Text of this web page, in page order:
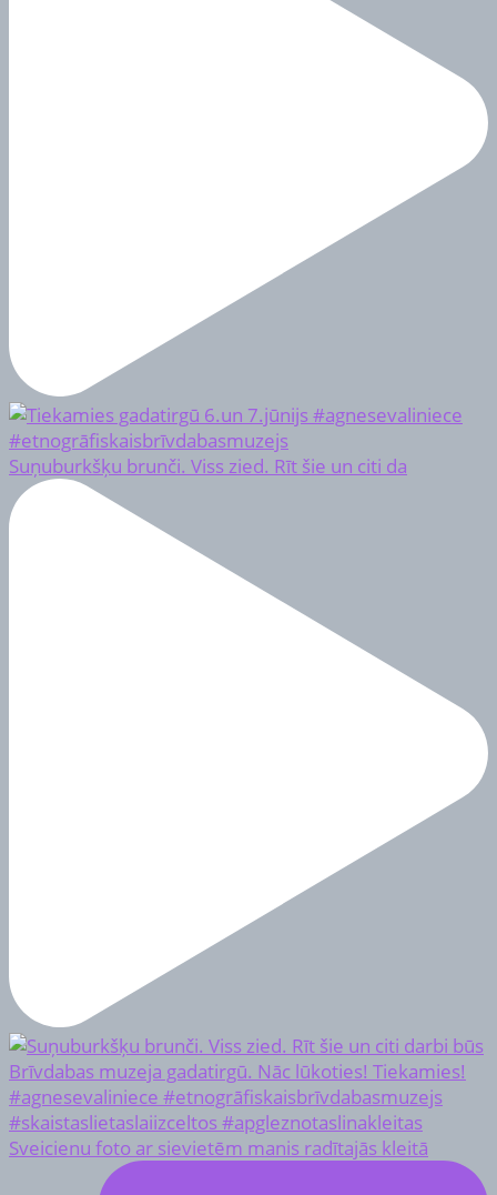
Suņuburkšķu brunči. Viss zied. Rīt šie un citi da
Sveicienu foto ar sievietēm manis radītajās kleitā